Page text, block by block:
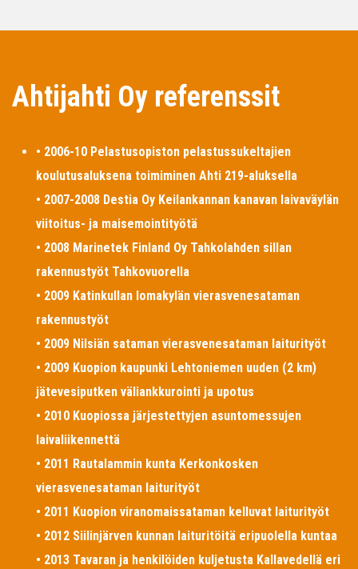
Ahtijahti Oy referenssit
• 2006-10 Pelastusopiston pelastussukeltajien
koulutusaluksena toimiminen Ahti 219-aluksella
• 2007-2008 Destia Oy Keilankannan kanavan laivaväylän
viitoitus- ja maisemointityötä
• 2008 Marinetek Finland Oy Tahkolahden sillan
rakennustyöt Tahkovuorella
• 2009 Katinkullan lomakylän vierasvenesataman
rakennustyöt
• 2009 Nilsiän sataman vierasvenesataman laiturityöt
• 2009 Kuopion kaupunki Lehtoniemen uuden (2 km)
jätevesiputken väliankkurointi ja upotus
• 2010 Kuopiossa järjestettyjen asuntomessujen
laivaliikennettä
• 2011 Rautalammin kunta Kerkonkosken
vierasvenesataman laiturityöt
• 2011 Kuopion viranomaissataman kelluvat laiturityöt
• 2012 Siilinjärven kunnan laituritöitä eripuolella kuntaa
• 2013 Tavaran ja henkilöiden kuljetusta Kallavedellä eri